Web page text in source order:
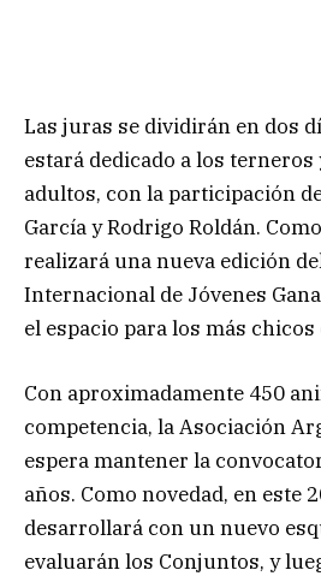
Las juras se dividirán en dos
estará dedicado a los terneros
adultos, con la participación
García y Rodrigo Roldán.
realizará una nueva edición
Internacional de Jóvenes
el espacio para los más
Con aproximadamente 450
competencia, la Asociación
espera mantener la
años. Como novedad, en este
desarrollará con un nuevo
evaluarán los Conjuntos, y